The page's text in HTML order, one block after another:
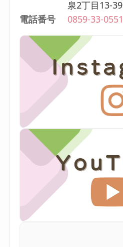
泉2丁目13-39
電話番号
0859-33-0551